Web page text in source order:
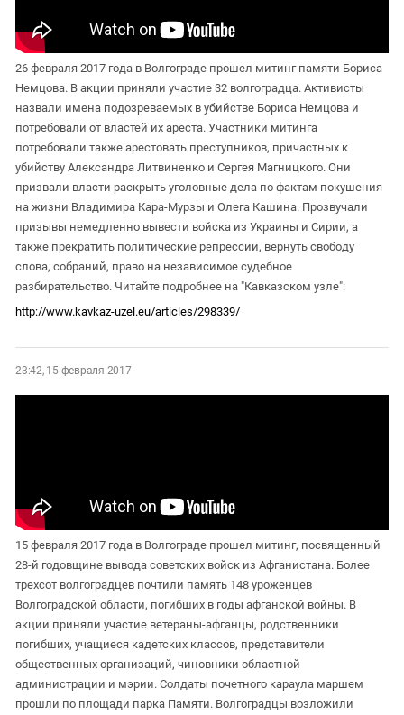
26 февраля 2017 года в Волгограде прошел митинг памяти Бориса
Немцова. В акции приняли участие 32 волгоградца. Активисты
назвали имена подозреваемых в убийстве Бориса Немцова и
потребовали от властей их ареста. Участники митинга
потребовали также арестовать преступников, причастных к
убийству Александра Литвиненко и Сергея Магницкого. Они
призвали власти раскрыть уголовные дела по фактам покушения
на жизни Владимира Кара-Мурзы и Олега Кашина. Прозвучали
призывы немедленно вывести войска из Украины и Сирии, а
также прекратить политические репрессии, вернуть свободу
слова, собраний, право на независимое судебное
разбирательство. Читайте подробнее на "Кавказском узле":
http://www.kavkaz-uzel.eu/articles/298339/
23:42, 15 февраля 2017
15 февраля 2017 года в Волгограде прошел митинг, посвященный
28-й годовщине вывода советских войск из Афганистана. Более
трехсот волгоградцев почтили память 148 уроженцев
Волгоградской области, погибших в годы афганской войны. В
акции приняли участие ветераны-афганцы, родственники
погибших, учащиеся кадетских классов, представители
общественных организаций, чиновники областной
администрации и мэрии. Солдаты почетного караула маршем
прошли по площади парка Памяти. Волгоградцы возложили